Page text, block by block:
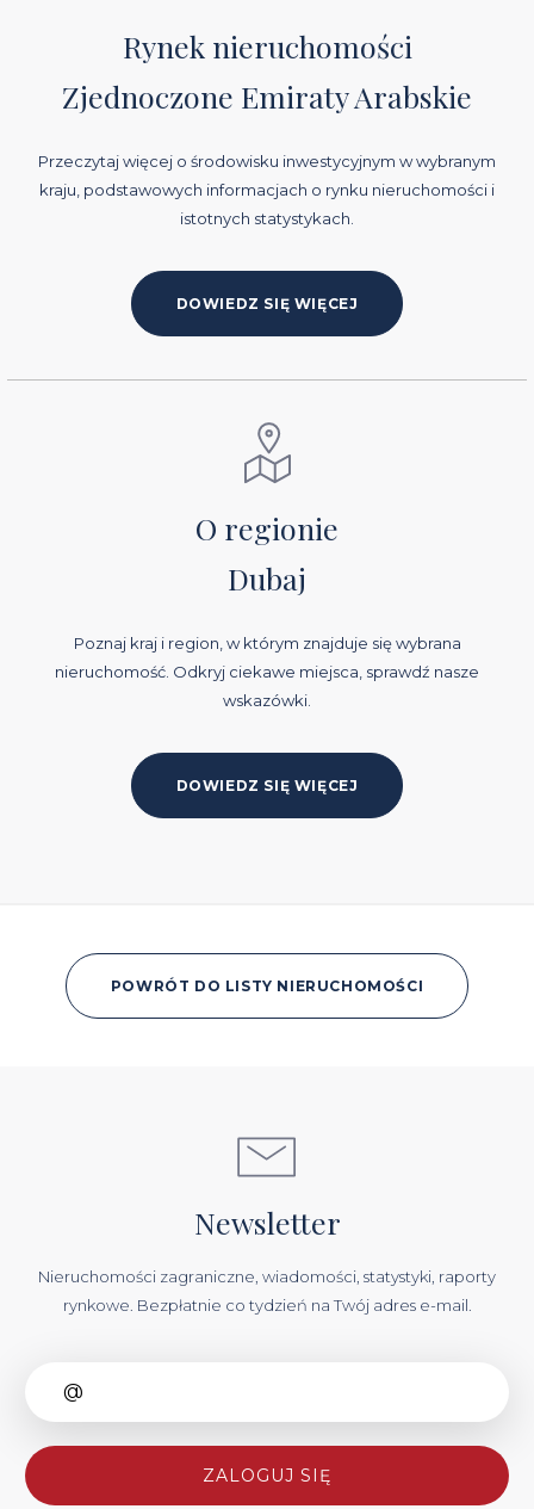
Rynek nieruchomości
Zjednoczone Emiraty Arabskie
Przeczytaj więcej o środowisku inwestycyjnym w wybranym
kraju, podstawowych informacjach o rynku nieruchomości i
istotnych statystykach.
DOWIEDZ SIĘ WIĘCEJ
O regionie
Dubaj
Poznaj kraj i region, w którym znajduje się wybrana
nieruchomość. Odkryj ciekawe miejsca, sprawdź nasze
wskazówki.
DOWIEDZ SIĘ WIĘCEJ
POWRÓT DO LISTY NIERUCHOMOŚCI
Newsletter
Nieruchomości zagraniczne, wiadomości, statystyki, raporty
rynkowe. Bezpłatnie co tydzień na Twój adres e-mail.
ZALOGUJ SIĘ